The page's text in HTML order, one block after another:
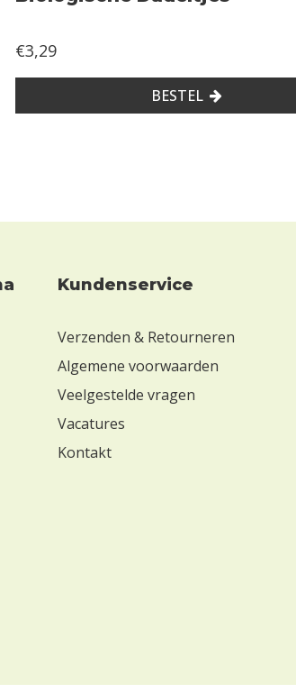
€3,29
BESTEL
Kundenservice
Verzenden & Retourneren
Algemene voorwaarden
Veelgestelde vragen
Vacatures
Kontakt